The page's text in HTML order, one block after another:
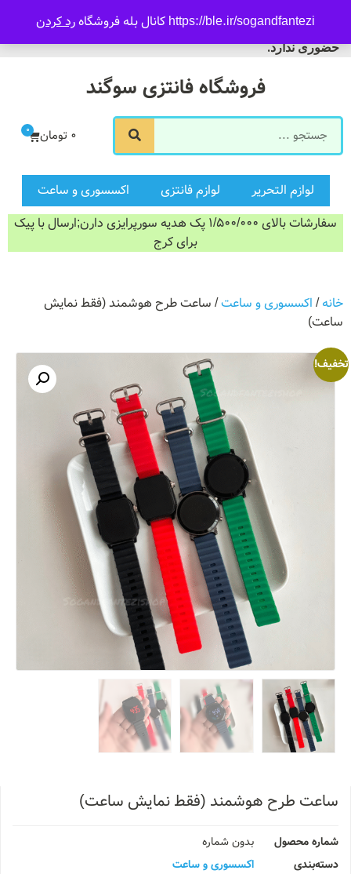
https://ble.ir/sogandfantezi کانال بله فروشگاه رد کردن
فروشگاه سوگند فروش
حضوری ندارد.
ورود/ثبت نام
فروشگاه فانتزی سوگند
0 تومان 0
لوازم التحریر لوازم فانتزی
اکسسوری و ساعت
سفارشات بالای 1/500/000 پک هدیه سورپرایزی دارن;ارسال با پیک
برای کرج
خانه/ اکسسوری و ساعت/ ساعت طرح هوشمند (فقط نمایش
ساعت)
تخفیف!
ساعت طرح هوشمند (فقط نمایش ساعت)
شماره محصول
بدون شماره
دسته‌بندی
اکسسوری و ساعت